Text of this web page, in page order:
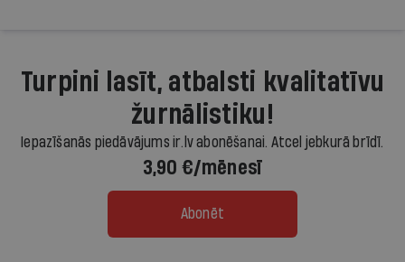
Turpini lasīt, atbalsti kvalitatīvu
žurnālistiku!
Iepazīšanās piedāvājums ir.lv abonēšanai. Atcel jebkurā brīdī.
3,90 €/mēnesī
Abonēt